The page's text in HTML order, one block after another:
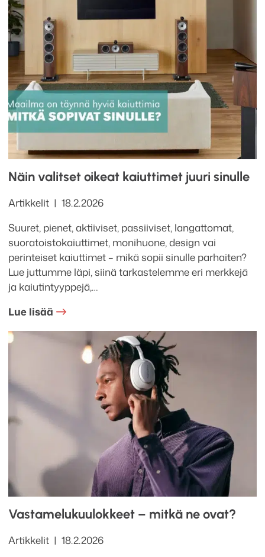
Näin valitset oikeat kaiuttimet juuri sinulle
Kategoriat
Artikkelit Julkaistu
18.2.2026
Suuret, pienet, aktiiviset, passiiviset, langattomat,
suoratoistokaiuttimet, monihuone, design vai
perinteiset kaiuttimet – mikä sopii sinulle parhaiten?
Lue juttumme läpi, siinä tarkastelemme eri merkkejä
ja kaiutintyyppejä,…
Lue lisää
Vastamelukuulokkeet – mitkä ne ovat?
Kategoriat
Artikkelit Julkaistu
18.2.2026